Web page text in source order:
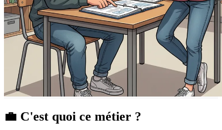
💼 C'est quoi ce métier ?